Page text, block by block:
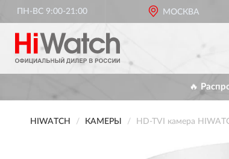
ПН-ВС 9:00-21:00 МОСКВА
ОФИЦИАЛЬНЫЙ
🔥
HIWATCH КАМЕРЫ HD-TVI камера